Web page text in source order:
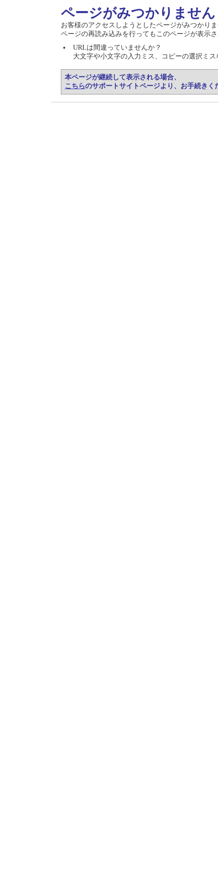
ページがみつかりませ
お客様のアクセスしようとしたページがみつかり
ページの再読み込みを行ってもこのページが表示
URLは間違っていませんか？
大文字や小文字の入力ミス、コピーの選択ミ
本ページが継続して表示される場合、
こちらのサポートサイトページより、お手続きく